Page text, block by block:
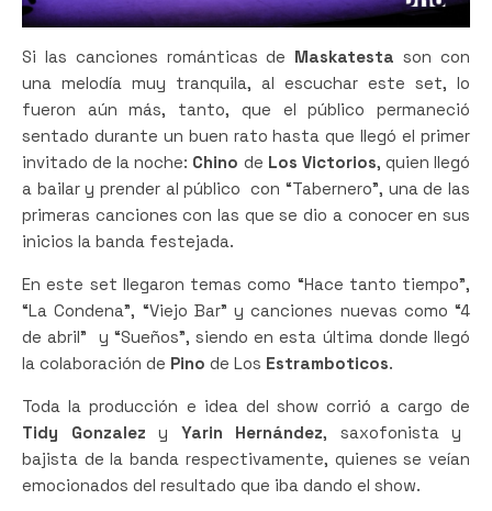
Si las canciones románticas de Maskatesta son con
una melodía muy tranquila, al escuchar este set, lo
fueron aún más, tanto, que el público permaneció
sentado durante un buen rato hasta que llegó el primer
invitado de la noche: Chino de Los Victorios, quien llegó
a bailar y prender al público con “Tabernero”, una de las
primeras canciones con las que se dio a conocer en sus
inicios la banda festejada.
En este set llegaron temas como “Hace tanto tiempo”,
“La Condena”, “Viejo Bar” y canciones nuevas como “4
de abril” y “Sueños”, siendo en esta última donde llegó
la colaboración de Pino de Los Estramboticos.
Toda la producción e idea del show corrió a cargo de
Tidy Gonzalezy Yarin Hernández, saxofonista y
bajista de la banda respectivamente, quienes se veían
emocionados del resultado que iba dando el show.